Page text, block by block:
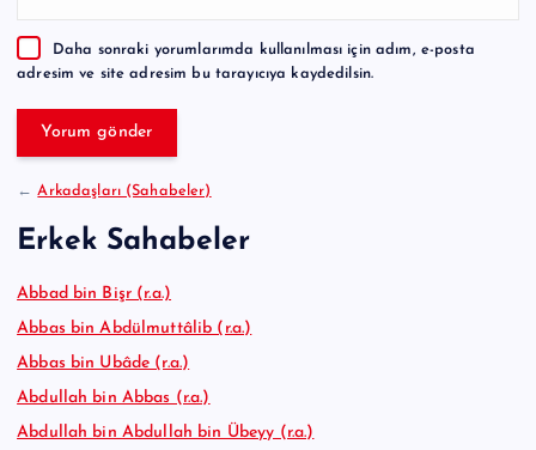
Daha sonraki yorumlarımda kullanılması için adım, e-posta
adresim ve site adresim bu tarayıcıya kaydedilsin.
a
t
←Arkadaşları (Sahabeler)
Erkek Sahabeler
Abbad bin Bişr (r.a.)
Abbas bin Abdülmuttâlib (r.a.)
Abbas bin Ubâde (r.a.)
Abdullah bin Abbas (r.a.)
Abdullah bin Abdullah bin Übeyy (r.a.)